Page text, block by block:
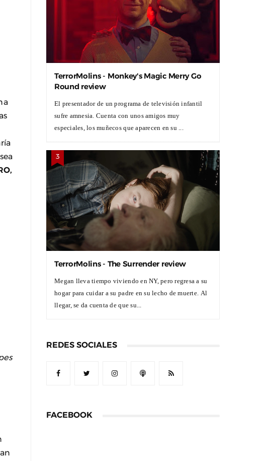
TerrorMolins - Monkey's Magic Merry Go
Round review
El presentador de un programa de televisión infantil
sufre amnesia. Cuenta con unos amigos muy
especiales, los muñecos que aparecen en su ...
TerrorMolins - The Surrender review
Megan lleva tiempo viviendo en NY, pero regresa a su
hogar para cuidar a su padre en su lecho de muerte. Al
llegar, se da cuenta de que su...
REDES SOCIALES
FACEBOOK